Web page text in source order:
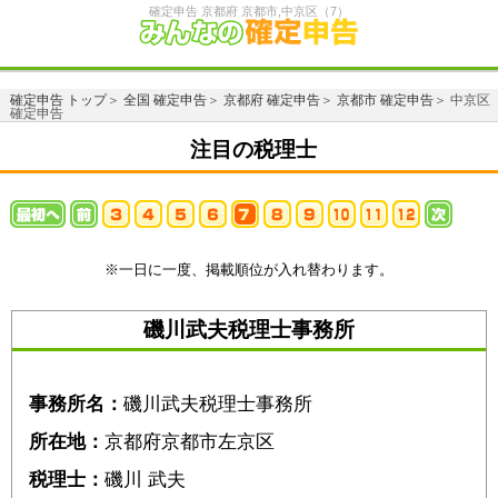
確定申告 京都府 京都市,中京区（7）
確定申告 トップ＞ 全国 確定申告＞ 京都府 確定申告＞ 京都市 確定申告＞ 中京区
確定申告
注目の税理士
※一日に一度、掲載順位が入れ替わります。
磯川武夫税理士事務所
事務所名： 磯川武夫税理士事務所
所在地： 京都府京都市左京区
税理士： 磯川 武夫